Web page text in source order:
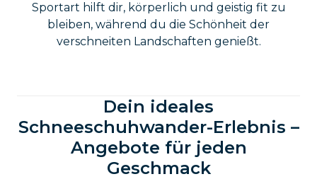
Sportart hilft dir, körperlich und geistig fit zu
bleiben, während du die Schönheit der
verschneiten Landschaften genießt.
Dein ideales
Schneeschuhwander-Erlebnis –
Angebote für jeden
Geschmack